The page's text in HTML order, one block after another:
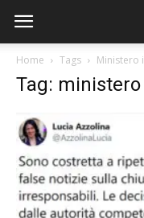
Home Tags Ministero
Tag: